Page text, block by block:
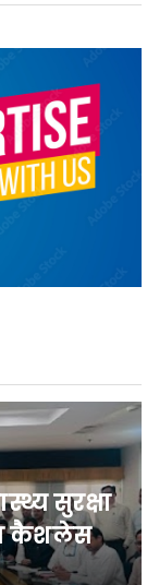
सुरक्षा
कैशलेस